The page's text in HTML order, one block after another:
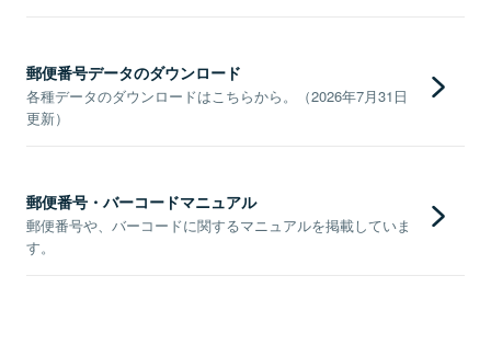
郵便番号データのダウンロード
各種データのダウンロードはこちらから。（2026年7月31日
更新）
郵便番号・バーコードマニュアル
郵便番号や、バーコードに関するマニュアルを掲載していま
す。